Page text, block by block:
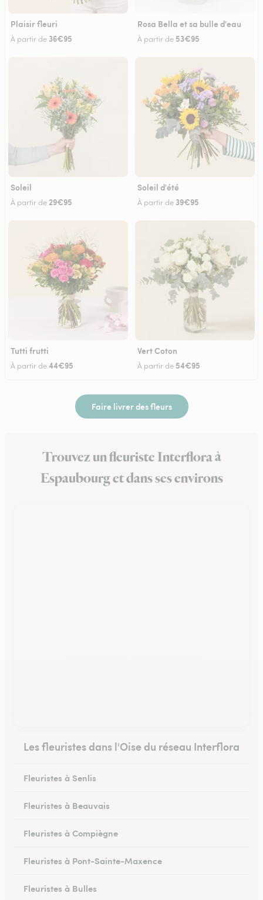
Plaisir fleuri
À partir de 36€95
Rosa Bella et sa bulle d'eau
À partir de 53€95
Soleil
À partir de29€95
Soleil d'été
À partir de 39€95
Tutti frutti
À partir de44€95
Vert Coton
À partir de 54€95
Faire livrer des fleurs
Trouvez un fleuriste Interflora à
Espaubourg et dans ses environs
Les fleuristes dans l'Oise du réseau Interflora
Fleuristes à Senlis
Fleuristes à Beauvais
Fleuristes à Compiègne
Fleuristes à Pont-Sainte-Maxence
Fleuristes à Bulles